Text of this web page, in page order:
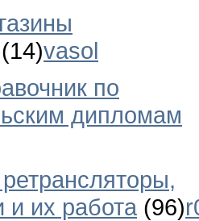
(14)vasol
по
дипломам
и их работа (96)